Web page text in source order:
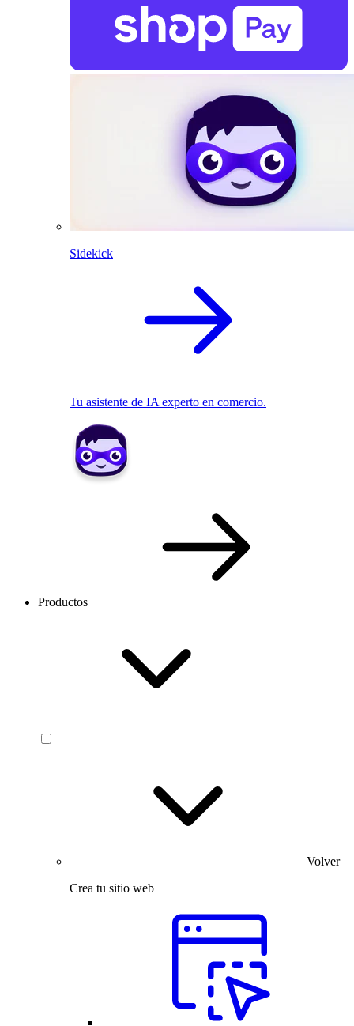
Sidekick
Tu asistente de IA experto en comercio.
Productos
Volver
Crea tu sitio web